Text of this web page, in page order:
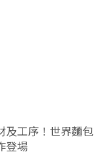
及工序！世界麵包
登場